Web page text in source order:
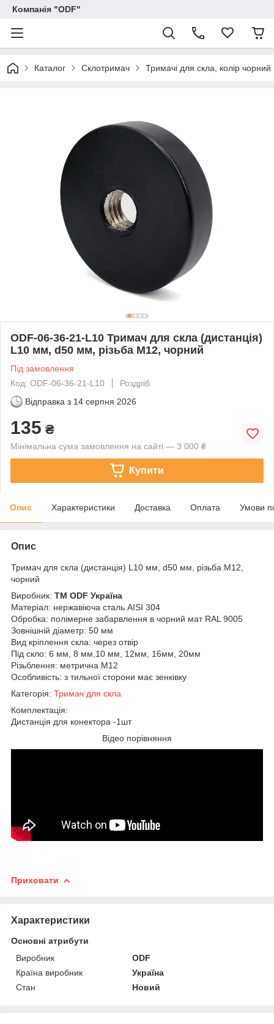
Компанія "ODF"
Каталог Склотримач Тримачі для скла, колір чорний
ODF-06-36-21-L10 Тримач для скла (дистанція)
L10 мм, d50 мм, різьбa М12, чорний
Під замовлення
Код: ODF-06-36-21-L10
Роздріб
Відправка з 14 серпня 2026
135 ₴
Мінімальна сума замовлення на сайті — 3 000 ₴
Купити
Опис Характеристики Доставка Оплата Умови
Опис
Тримач для скла (дистанція) L10 мм, d50 мм, різьбa М12,
чорний
Виробник: ТМ ODF Україна
Матеріал: нержавіюча сталь AISI 304
Обробка: полімерне забарвлення в чорний мат RAL 9005
Зовнішній діаметр: 50 мм
Вид кріплення скла: через отвір
Під скло: 6 мм, 8 мм,10 мм, 12мм, 16мм, 20мм
Різьблення: метрична М12
Особливість: з тильної сторони має зенківку
Категорія: Тримач для скла
Комплектація:
Дистанція для конектора -1шт
Відео порівняння
Приховати
Характеристики
Основні атрибути
Виробник
ODF
Країна виробник
Україна
Стан
Новий